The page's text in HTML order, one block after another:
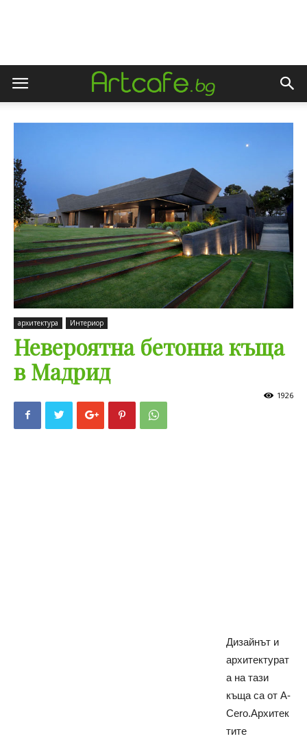
архитектура Интериор
Невероятна бетонна къща
в Мадрид
1926
Дизайнът и
архитектурат
а на тази
къща са от A-
Cero.Архитек
тите